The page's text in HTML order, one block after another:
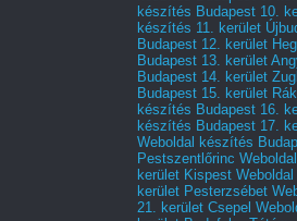
készítés Budapest 10.
készítés 11. kerület
Budapest 12. kerület
Budapest 13. kerület
Budapest 14. kerület
Budapest 15. kerület
készítés Budapest 16.
készítés Budapest 17.
Weboldal készítés
Pestszentlőrinc
kerület Kispest
kerület Pesterzsébet
21. kerület Csepel